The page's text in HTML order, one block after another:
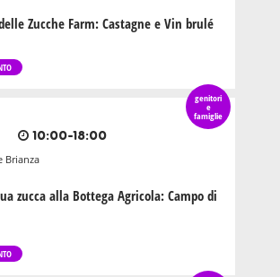
Zucche Farm: Castagne e Vin brulé
genitori
e
famiglie
10:00-18:00
Brianza
zucca alla Bottega Agricola: Campo di